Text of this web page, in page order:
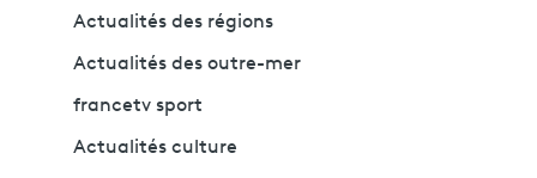
Actualités des régions
Actualités des outre-mer
francetv sport
Actualités culture